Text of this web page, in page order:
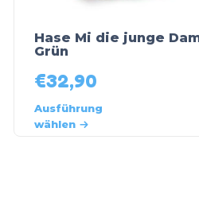
Hase Mi die junge
Grün
€32,90
Ausführung
wählen